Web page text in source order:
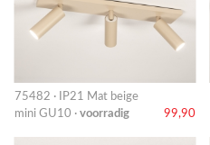
75482 · IP21 Mat beige
mini GU10 · voorradig 99,90